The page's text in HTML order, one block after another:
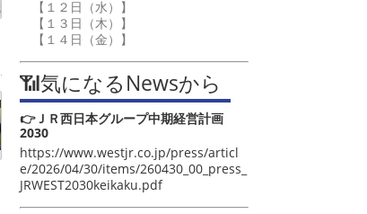
【１２日（水）】
【１３日（木）】
【１４日（金）】
📶気になるNewsから
👉ＪＲ西日本グループ中期経営計画
2030
https://www.westjr.co.jp/press/articl
e/2026/04/30/items/260430_00_press_
JRWEST2030keikaku.pdf